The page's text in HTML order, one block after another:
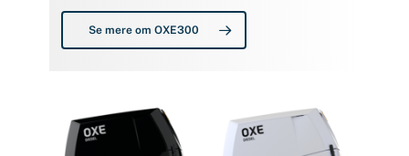
Se mere om OXE300